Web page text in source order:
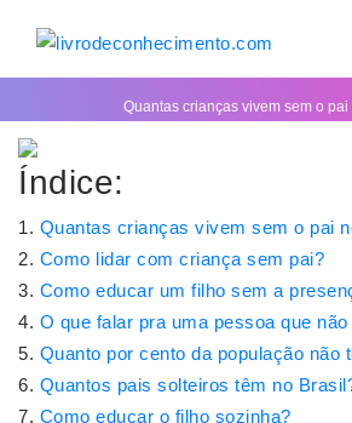
Quantas crianças vivem sem o
Índice:
Quantas crianças vivem sem o pai
Como lidar com criança sem pai?
Como educar um filho sem a
O que falar pra uma pessoa que
Quanto por cento da população não
Quantos pais solteiros têm no
Como educar o filho sozinha?